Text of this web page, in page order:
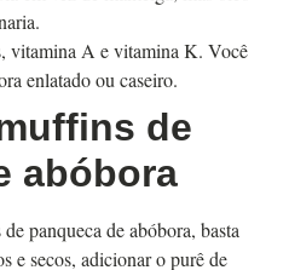
vitamina A e vitamina K. Você
enlatado ou caseiro.
de
abóbora
panqueca de abóbora, basta
e secos, adicionar o purê de